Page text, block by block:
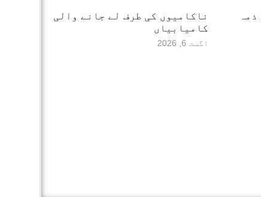
ناکامیوں کی طرف لے جانے والی
کامیابیاں
اگست 6, 2026